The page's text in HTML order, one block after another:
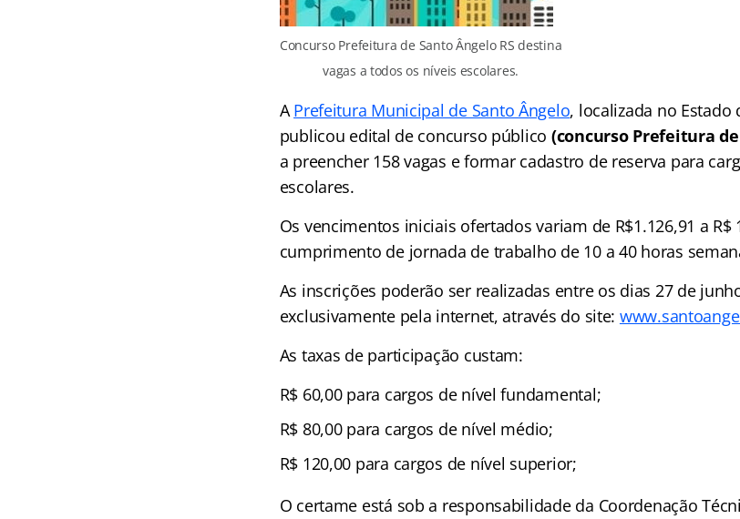
Concurso Prefeitura de Santo Ângelo RS destina
vagas a todos os níveis escolares.
APrefeitura Municipal de Santo Ângelo, localizada no Estado
publicou edital de concurso público (concurso Prefeitura
a preencher 158 vagas e formar cadastro de reserva para
escolares.
Os vencimentos iniciais ofertados variam de R$1.126,91 a R$
cumprimento de jornada de trabalho de 10 a 40 horas
As inscrições poderão ser realizadas entre os dias 27 de
exclusivamente pela internet, através do site:
As taxas de participação custam:
R$ 60,00 para cargos de nível fundamental;
R$ 80,00 para cargos de nível médio;
R$ 120,00 para cargos de nível superior;
O certame está sob a responsabilidade da Coordenação